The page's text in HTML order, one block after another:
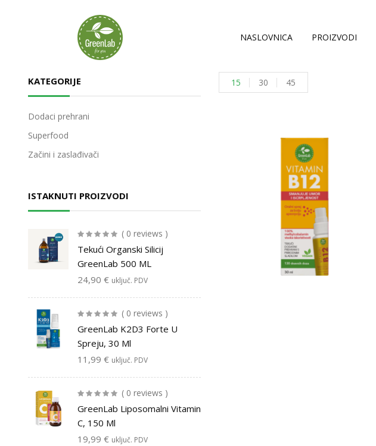
NASLOVNICA PROIZVODI
KATEGORIJE
Dodaci prehrani
Superfood
Začini i zaslađivači
ISTAKNUTI PROIZVODI
( 0 reviews )
Tekući Organski Silicij
GreenLab 500 ML
24,90 € uključ. PDV
( 0 reviews )
GreenLab K2D3 Forte U
Spreju, 30 Ml
11,99 € uključ. PDV
( 0 reviews )
GreenLab Liposomalni Vitamin
C, 150 Ml
19,99 € uključ. PDV
15 30 45